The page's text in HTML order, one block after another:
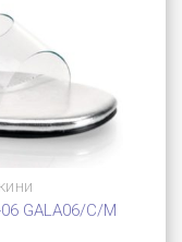
GALA06/C/M